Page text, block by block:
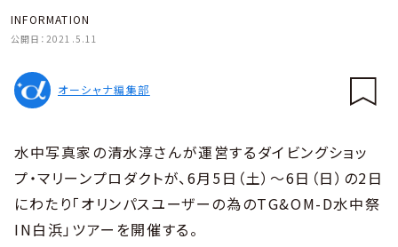
INFORMATION
公開日： 2021.5.11
オーシャナ編集部
水中写真家の清水淳さんが運営するダイビングショッ
プ・マリーンプロダクトが、6月5日（土）～6日（日）の2日
にわたり「オリンパスユーザーの為のTG&OM-D水中祭
IN白浜」ツアーを開催する。